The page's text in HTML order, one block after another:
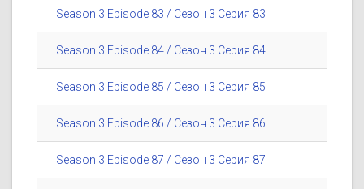
Season 3 Episode 83 / Сезон 3 Серия 83
Season 3 Episode 84 / Сезон 3 Серия 84
Season 3 Episode 85 / Сезон 3 Серия 85
Season 3 Episode 86 / Сезон 3 Серия 86
Season 3 Episode 87 / Сезон 3 Серия 87